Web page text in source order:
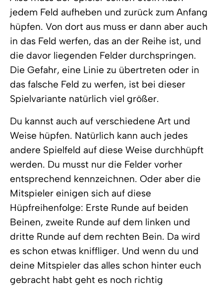
jedem Feld aufheben und zurück zum Anfang
hüpfen. Von dort aus muss er dann aber auch
in das Feld werfen, das an der Reihe ist, und
die davor liegenden Felder durchspringen.
Die Gefahr, eine Linie zu übertreten oder in
das falsche Feld zu werfen, ist bei dieser
Spielvariante natürlich viel größer.
Du kannst auch auf verschiedene Art und
Weise hüpfen. Natürlich kann auch jedes
andere Spielfeld auf diese Weise durchhüpft
werden. Du musst nur die Felder vorher
entsprechend kennzeichnen. Oder aber die
Mitspieler einigen sich auf diese
Hüpfreihenfolge: Erste Runde auf beiden
Beinen, zweite Runde auf dem linken und
dritte Runde auf dem rechten Bein. Da wird
es schon etwas kniffliger. Und wenn du und
deine Mitspieler das alles schon hinter euch
gebracht habt geht es noch richtig